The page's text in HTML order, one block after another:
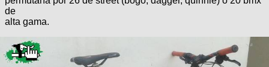
De
Enduro
ReputaciÃ³n
Mis
Compras
Robadas
Noticias
Calendario
de
viajes
Foro
Mis
Amigos
Actividad
de
alta gama.